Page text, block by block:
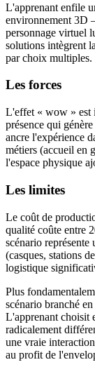
L'apprenant enfile
environnement 3D
personnage virtuel
solutions intègrent
par choix multiples.
Les forces
L'effet « wow » est
présence qui
ancre l'expérience
métiers (accueil en
l'espace physique
Les limites
Le coût de
qualité coûte entre
scénario
(casques, stations
logistique
Plus
scénario branché
L'apprenant choisit
radicalement
une vraie
au profit de